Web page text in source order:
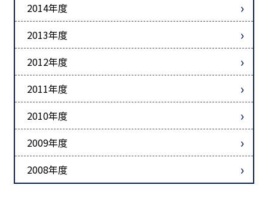
2014年度
2013年度
2012年度
2011年度
2010年度
2009年度
2008年度